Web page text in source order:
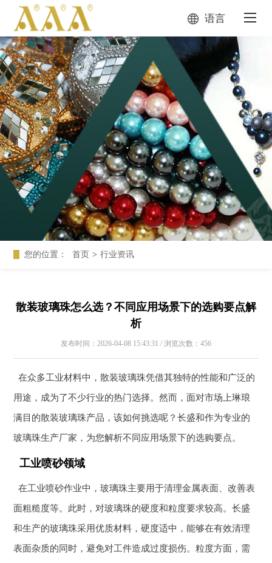
语言
您的位置： 首页 > 行业资讯
散装玻璃珠怎么选？不同应用场景下的选购要点解
析
发布时间：2026-04-08 15:43:31 / 浏览次数：456
在众多工业材料中，散装玻璃珠凭借其独特的性能和广泛的
用途，成为了不少行业的热门选择。然而，面对市场上琳琅
满目的散装玻璃珠产品，该如何挑选呢？长盛和作为专业的
玻璃珠生产厂家，为您解析不同应用场景下的选购要点。
工业喷砂领域
在工业喷砂作业中，玻璃珠主要用于清理金属表面、改善表
面粗糙度等。此时，对玻璃珠的硬度和粒度要求较高。长盛
和生产的玻璃珠采用优质材料，硬度适中，能够在有效清理
表面杂质的同时，避免对工件造成过度损伤。粒度方面，需